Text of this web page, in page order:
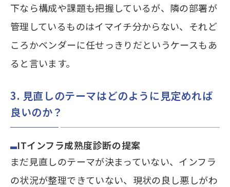
下なら構成や課題も把握しているが、隣の部署が
管理しているものはイマイチ分からない、それど
ころかベンダーに任せっきりだというケースもあ
ると言います。
3. 見直しのテーマはどのように見定めれば
良いのか？
ITインフラ成熟度診断の提案
まだ見直しのテーマが決まっていない、インフラ
の状況が整理できていない、現状の良し悪しがわ